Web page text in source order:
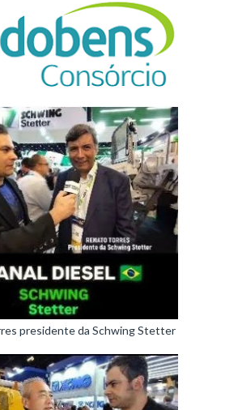
presidente da Schwing Stetter